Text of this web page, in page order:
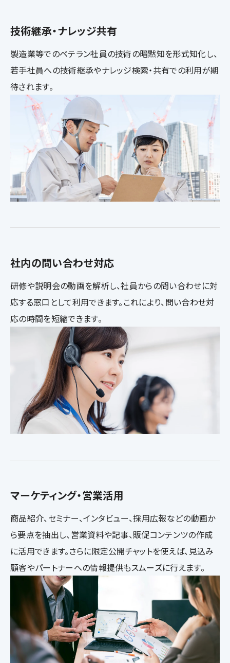
技術継承・ナレッジ共有
製造業等でのベテラン社員の技術の暗黙知を形式知化し、
若手社員への技術継承やナレッジ検索・共有での利用が期
待されます。
社内の問い合わせ対応
研修や説明会の動画を解析し、社員からの問い合わせに対
応する窓口として利用できます。これにより、問い合わせ対
応の時間を短縮できます。
マーケティング・営業活用
商品紹介、セミナー、インタビュー、採用広報などの動画か
ら要点を抽出し、営業資料や記事、販促コンテンツの作成
に活用できます。さらに限定公開チャットを使えば、見込み
顧客やパートナーへの情報提供もスムーズに行えます。